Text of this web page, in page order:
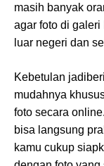
masih banyak
agar foto di
luar negeri dan
Kebetulan
mudahnya
foto secara
bisa langsung
kamu cukup